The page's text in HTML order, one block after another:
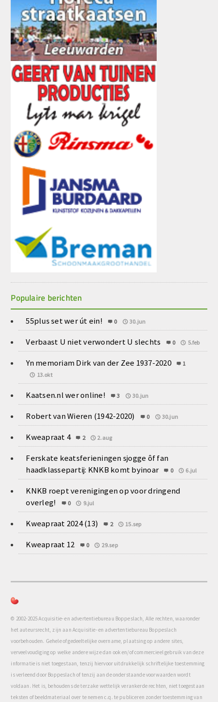
Populaire berichten
55plus set wer út ein! 0 30.jun
Verbaast U niet verwondert U slechts 0 5.feb
Yn memoriam Dirk van der Zee 1937-2020
1
13.okt
Kaatsen.nl wer online! 3 30.jun
Robert van Wieren (1942-2020) 0 30.jun
Kweapraat 4 2 2.aug
Ferskate keatsferieningen sjogge ôf fan
haadklassepartij: KNKB komt byinoar
0 6.jul
KNKB roept verenigingen op voor dringend
overleg!
0 9.jul
Kweapraat 2024 (13) 2 15.sep
Kweapraat 12 0 29.sep
© 2002-2025 Acquisitie- en advertentiebureau Boppeslach, Alle rechten, waaronder
het auteursrecht, zijn aan Acquisitie- en advertentiebureau Boppeslach
voorbehouden. Gehele of gedeeltelijke overname, plaatsing op andere sites,
verveelvoudiging op welke andere wijze dan ook en/of commercieel gebruik van deze
informatie is niet toegestaan, tenzij hiervoor uitdrukkelijk schriftelijke toestemming
is verleend door Boppeslach of tenzij aan de onderstaande voorwaarden wordt
voldaan. Het is, behoudens de terzake wettelijk verankerde rechten, niet toegestaan
teksten of beeldmateriaal over te nemen c.q. te publiceren zonder toestemming van